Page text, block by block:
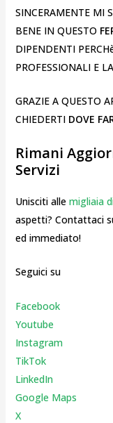
SINCERAMENTE MI
BENE IN QUESTO
DIPENDENTI
PROFESSIONALI E
GRAZIE A QUESTO
CHIEDERTI DOVE
Rimani
Servizi
Unisciti alle migliaia
aspetti? Contattaci
ed immediato!
Seguici su
Facebook
Youtube
Instagram
TikTok
LinkedIn
Google Maps
X